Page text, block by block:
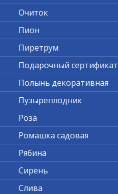
Очиток
Пион
Пиретрум
Подарочный сертификат
Полынь декоративная
Пузыреплодник
Роза
Ромашка садовая
Рябина
Сирень
Слива